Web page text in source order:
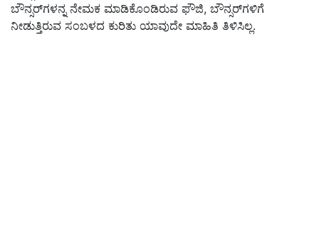
ಬೌನ್ಸರ್‌ಗಳನ್ನ ನೇಮಕ ಮಾಡಿಕೊಂಡಿರುವ ಫೌಜಿ, ಬೌನ್ಸರ್‌ಗಳಿಗೆ
ನೀಡುತ್ತಿರುವ ಸಂಬಳದ ಕುರಿತು ಯಾವುದೇ ಮಾಹಿತಿ ತಿಳಿಸಿಲ್ಲ.